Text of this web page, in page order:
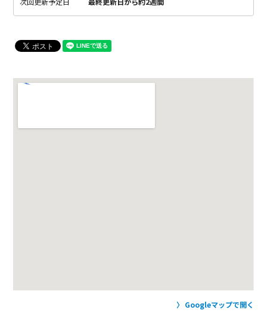
Googleマップで開く